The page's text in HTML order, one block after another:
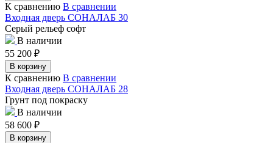
К сравнению В сравнении
Входная дверь СОНАЛАБ 30
Серый рельеф софт
В наличии
55 200 ₽
В корзину
К сравнению В сравнении
Входная дверь СОНАЛАБ 28
Грунт под покраску
В наличии
58 600 ₽
В корзину